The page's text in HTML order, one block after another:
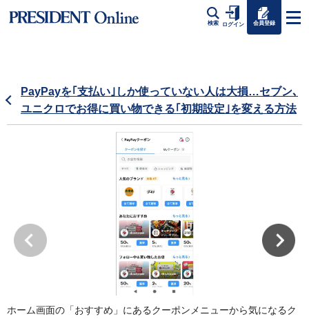
検索 ログイン 会員登録
PayPayを｢支払い｣しか使っていない人は大損…セブン､
ユニクロでお得に買い物できる｢初期設定｣を変える方法
ホーム画面の「おすすめ」にあるクーポンメニューから気になるク